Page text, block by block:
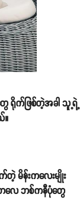
ရိုက်ဖြစ်တဲ့အခါ သူ့ရဲ့
။
မိန်းကလေးမျိုး
တလေ ဘစ်ကနီပုံတွေ